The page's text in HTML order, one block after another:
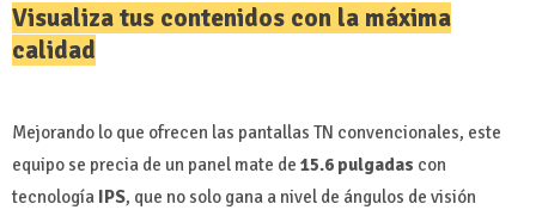
Visualiza tus contenidos con la máxima
calidad
Mejorando lo que ofrecen las pantallas TN convencionales, este
equipo se precia de un panel mate de 15.6 pulgadas con
tecnología IPS, que no solo gana a nivel de ángulos de visión